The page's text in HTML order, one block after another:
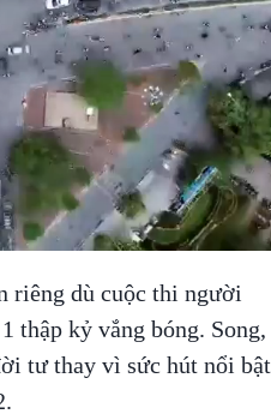
riêng dù cuộc thi người
thập kỷ vắng bóng. Song,
tư thay vì sức hút nổi bật